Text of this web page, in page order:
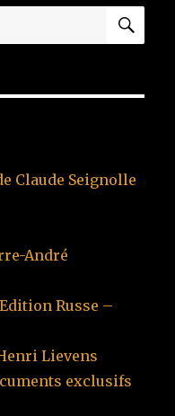
Claude Seignolle
André
Russe –
Lievens
exclusifs